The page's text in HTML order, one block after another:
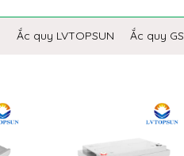
Ắc quy LVTOPSUN Ắc quy GS